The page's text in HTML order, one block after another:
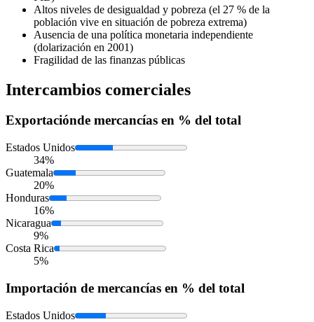
Altos niveles de desigualdad y pobreza (el 27 % de la
población vive en situación de pobreza extrema)
Ausencia de una política monetaria independiente
(dolarización en 2001)
Fragilidad de las finanzas públicas
Intercambios comerciales
Exportaciónde mercancías en % del total
Estados Unidos
34%
Guatemala
20%
Honduras
16%
Nicaragua
9%
Costa Rica
5%
Importación de mercancías en % del total
Estados Unidos